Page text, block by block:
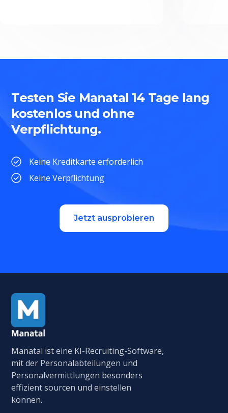
Testen Sie Manatal 14 Tage lang
kostenlos und ohne
Verpflichtung.
Keine Kreditkarte erforderlich
Keine Verpflichtung
Jetzt ausprobieren
Manatal ist eine KI-Recruiting-Software,
mit der Personalabteilungen und
Personalvermittlungen besonders
effizient sourcen und einstellen
können.